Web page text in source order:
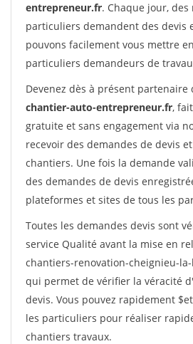
entrepreneur.fr. Chaque jour,
particuliers demandent des devis
pouvons facilement vous mettre
particuliers demandeurs de
Devenez dès à présent partenaire
chantier-auto-entrepreneur.fr,
gratuite et sans engagement via
recevoir des demandes de devis
chantiers. Une fois la demande
des demandes de devis
plateformes et sites de tous les
Toutes les demandes devis sont
service Qualité avant la mise en
chantiers-renovation-cheignieu-
qui permet de vérifier la véracité
devis. Vous pouvez rapidement
les particuliers pour réaliser
chantiers travaux.